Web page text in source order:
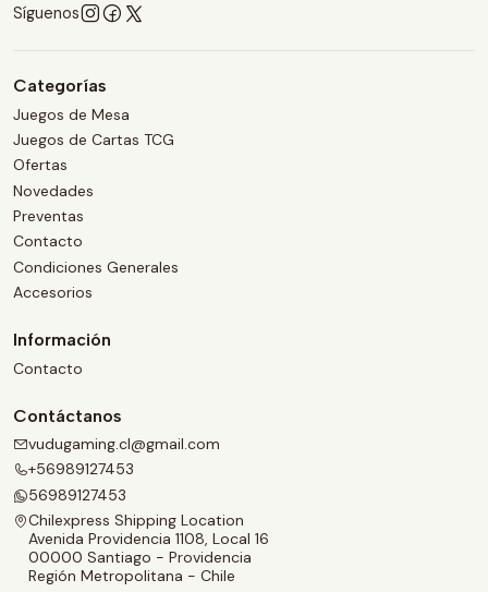
Síguenos
Categorías
Juegos de Mesa
Juegos de Cartas TCG
Ofertas
Novedades
Preventas
Contacto
Condiciones Generales
Accesorios
Información
Contacto
Contáctanos
vudugaming.cl@gmail.com
+56989127453
56989127453
Chilexpress Shipping Location
Avenida Providencia 1108, Local 16
00000 Santiago - Providencia
Región Metropolitana - Chile